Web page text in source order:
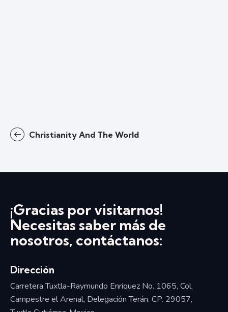
Christianity And The World
¡Gracias por visitarnos!
Necesitas saber más de
nosotros, contáctanos:
Dirección
Carretera Tuxtla-Raymundo Enriquez No. 1065, Col.
Campestre el Arenal, Delegación Terán. CP. 29057,